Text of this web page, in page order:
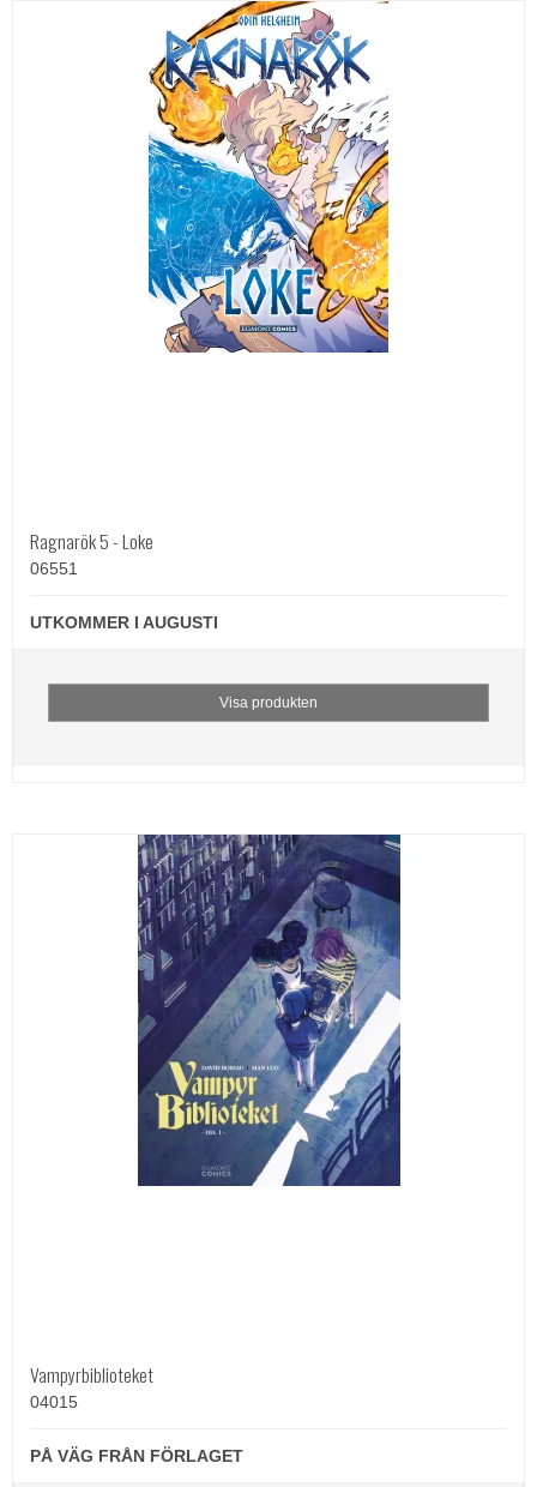
Ragnarök 5 - Loke
06551
UTKOMMER I AUGUSTI
Visa produkten
Vampyrbiblioteket
04015
PÅ VÄG FRÅN FÖRLAGET